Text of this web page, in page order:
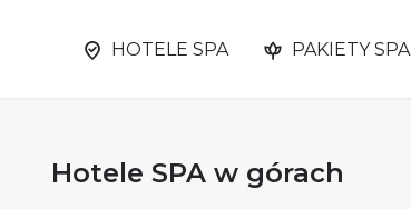
HOTELE SPA PAKIETY SPA
Hotele SPA w górach